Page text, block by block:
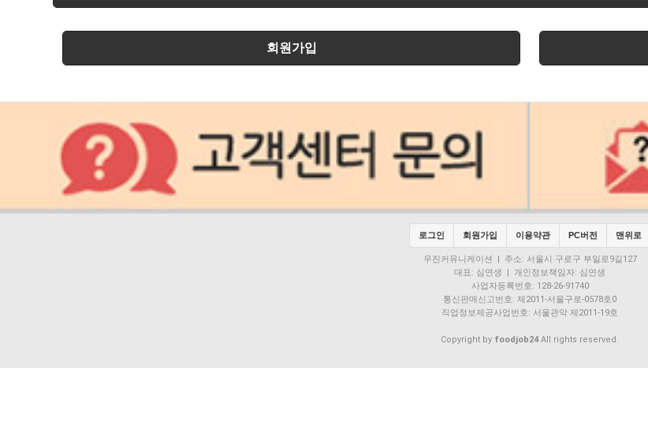
회원가입
로그인 회원가입 이용약관 PC버전 맨위로
우진커뮤니케이션 | 주소: 서울시 구로구 부일로9길127
대표: 심연생 | 개인정보책임자: 심연생
사업자등록번호: 128-26-91740
통신판매신고번호: 제2011-서울구로-0578호0
직업정보제공사업번호: 서울관악 제2011-19호
Copyright by foodjob24All rights reserved.